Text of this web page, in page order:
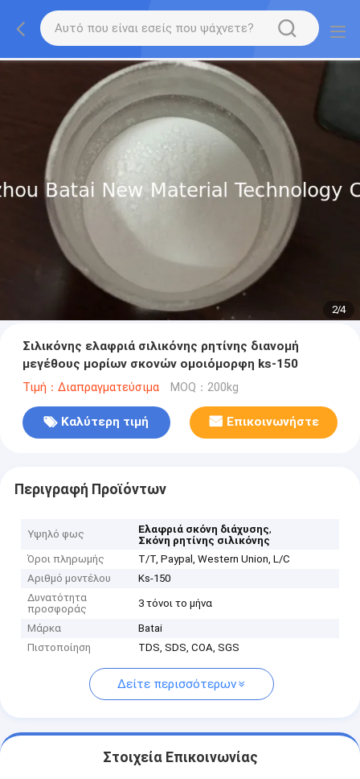
2/4
Σιλικόνης ελαφριά σιλικόνης ρητίνης διανομή
μεγέθους μορίων σκονών ομοιόμορφη ks-150
Τιμή：Διαπραγματεύσιμα MOQ：200kg
Καλύτερη τιμή Επικοινωνήστε
Περιγραφή Προϊόντων
Υψηλό φως Ελαφριά σκόνη διάχυσης,
Σκόνη ρητίνης σιλικόνης
Όροι πληρωμής
T/T, Paypal, Western Union, L/C
Αριθμό μοντέλου
Ks-150
Δυνατότητα
προσφοράς
3 τόνοι το μήνα
Μάρκα
Batai
Πιστοποίηση
TDS, SDS, COA, SGS
Δείτε περισσότερων
Στοιχεία Επικοινωνίας